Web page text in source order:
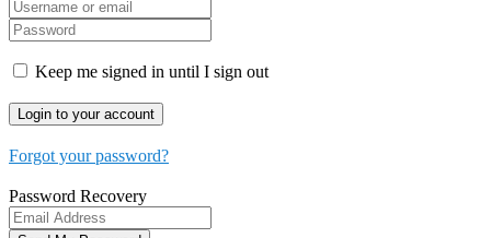
Keep me signed in until I sign out
Forgot your password?
Password Recovery